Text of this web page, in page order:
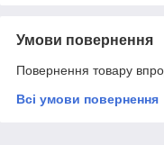
Умови повернення
Повернення товару
Всі умови повернення